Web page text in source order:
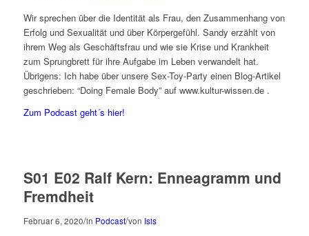
Wir sprechen über die Identität als Frau, den Zusammenhang von
Erfolg und Sexualität und über Körpergefühl. Sandy erzählt von
ihrem Weg als Geschäftsfrau und wie sie Krise und Krankheit
zum Sprungbrett für ihre Aufgabe im Leben verwandelt hat.
Übrigens: Ich habe über unsere Sex-Toy-Party einen Blog-Artikel
geschrieben: “Doing Female Body” auf www.kultur-wissen.de .
Zum Podcast geht´s hier!
S01 E02 Ralf Kern: Enneagramm und
Fremdheit
Februar 6, 2020/in Podcast/von Isis